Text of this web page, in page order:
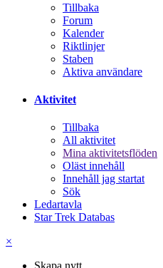
Tillbaka
Forum
Kalender
Riktlinjer
Staben
Aktiva användare
Aktivitet
Tillbaka
All aktivitet
Mina aktivitetsflöden
Oläst innehåll
Innehåll jag startat
Sök
Ledartavla
Star Trek Databas
×
Skapa nytt...